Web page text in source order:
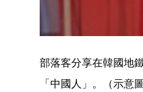
部落客分享在韓國地
「中國人」。（示意